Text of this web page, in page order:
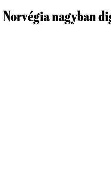
Norvégia nagyban